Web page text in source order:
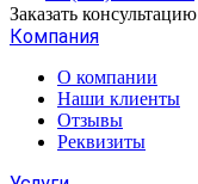
Заказать консультацию
Компания
О компании
Наши клиенты
Отзывы
Реквизиты